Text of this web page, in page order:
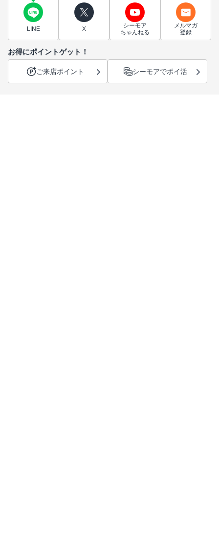
LINE X
シーモア
ちゃんねる
メルマガ
登録
お得にポイントゲット！
ご来店ポイント シーモアでポイ活